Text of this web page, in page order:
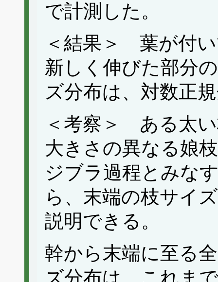
で計測した。
＜結果＞ 葉が付
新しく伸びた部分
ズ分布は、対数正
＜考察＞ ある太
大きさの異なる娘
ジブラ過程とみな
ら、末端の枝サイ
説明できる。
幹から末端に至る
ズ分布は、これま